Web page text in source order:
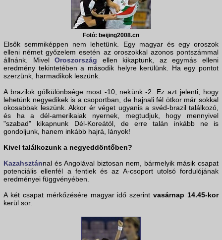
Fotó: beijing2008.cn
Elsők semmiképpen nem lehetünk. Egy magyar és egy oroszok
elleni német győzelem esetén az oroszokkal azonos pontszámmal
állnánk. MivelOroszország ellen kikaptunk, az egymás elleni
eredmény tekintetében a második helyre kerülünk. Ha egy pontot
szerzünk, harmadikok leszünk.
A brazilok gólkülönbsége most -10, nekünk -2. Ez azt jelenti, hogy
lehetünk negyedikek is a csoportban, de hajnali fél ötkor már sokkal
okosabbak leszünk. Akkor ér véget ugyanis a svéd-brazil találkozó,
és ha a dél-amerikaiak nyernek, megtudjuk, hogy mennyivel
"szabad" kikapnunk Dél-Koreától, de erre talán inkább ne is
gondoljunk, hanem inkább hajrá, lányok!
Kivel találkozunk a negyeddöntőben?
Kazahsztánnal és Angolával biztosan nem, bármelyik másik csapat
potenciális ellenfél a fentiek és az A-csoport utolsó fordulójának
eredményei függvényében.
A két csapat mérkőzésére magyar idő szerintvasárnap 14.45-kor
kerül sor.